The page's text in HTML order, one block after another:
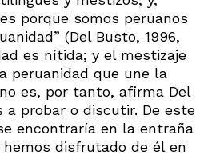
porque somos peruanos
(Del Busto, 1996,
es nítida; y el mestizaje
peruanidad que une la
es, por tanto, afirma Del
a probar o discutir. De este
encontraría en la entraña
disfrutado de él en